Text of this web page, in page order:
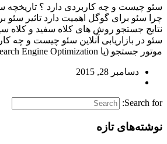
سئو چیست و چه کاربردی دارد ؟ تاریخچه
چرا سئو برای گوگل اهمیت دارد تاثیر سئو
نتایج جستجو روش های کلاه سفید و کلاه
سئو در بازاریابی آنلاین سئو چیست و چه
موتور جستجو (یا Search Engine Optimization)، که […]
دسامبر 28, 2015
Search for:
نوشته‌های تازه